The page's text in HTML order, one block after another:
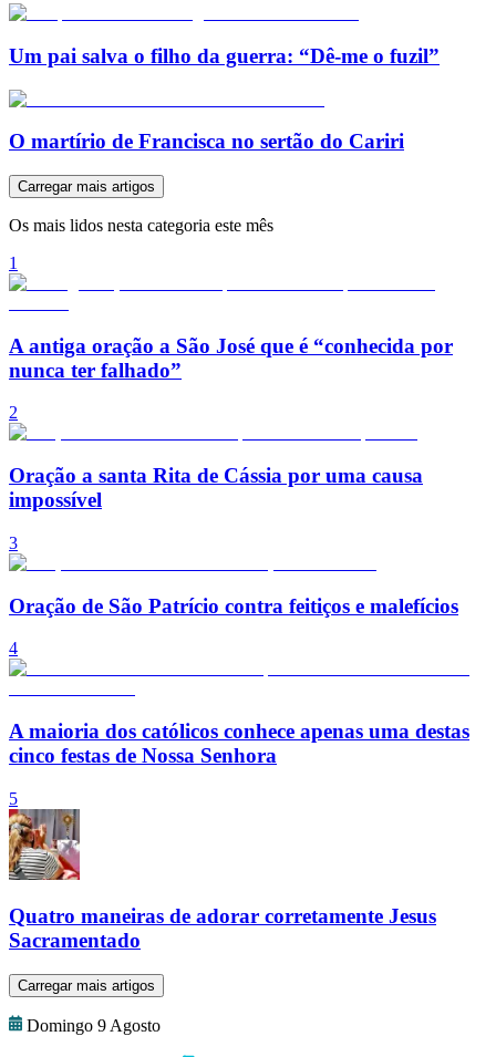
Um pai salva o filho da guerra: “Dê-me o fuzil”
O martírio de Francisca no sertão do Cariri
Carregar mais artigos
Os mais lidos nesta categoria este mês
1
A antiga oração a São José que é “conhecida por
nunca ter falhado”
2
Oração a santa Rita de Cássia por uma causa
impossível
3
Oração de São Patrício contra feitiços e malefícios
4
A maioria dos católicos conhece apenas uma destas
cinco festas de Nossa Senhora
5
Quatro maneiras de adorar corretamente Jesus
Sacramentado
Carregar mais artigos
Domingo 9 Agosto